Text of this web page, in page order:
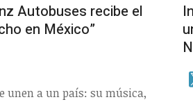
Autobuses recibe el
en México”
unen a un país: su música,